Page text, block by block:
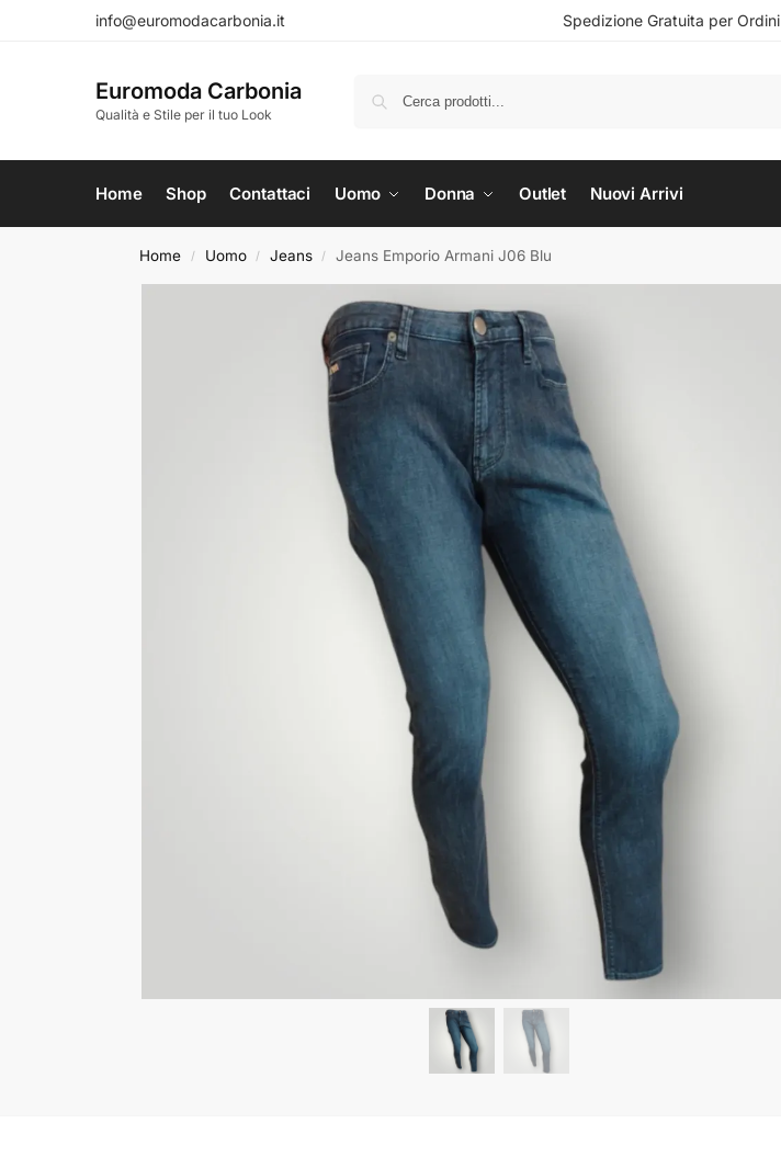
info@euromodacarbonia.it Spedizione Gratuita per Ordini
Euromoda Carbonia
Qualità e Stile per il tuo Look
Home Shop Contattaci Uomo Donna Outlet Nuovi Arrivi
Home / Uomo / Jeans / Jeans Emporio Armani J06 Blu